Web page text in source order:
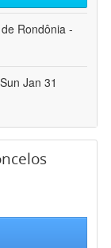
Rondônia -
Jan 31